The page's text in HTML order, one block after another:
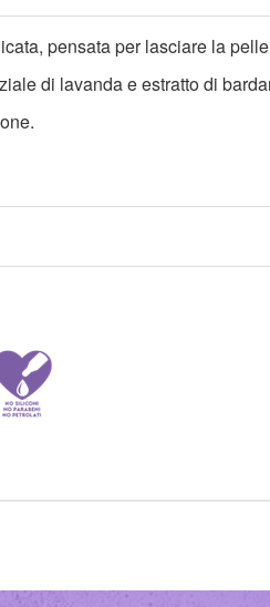
pensata per lasciare la
di lavanda e estratto di